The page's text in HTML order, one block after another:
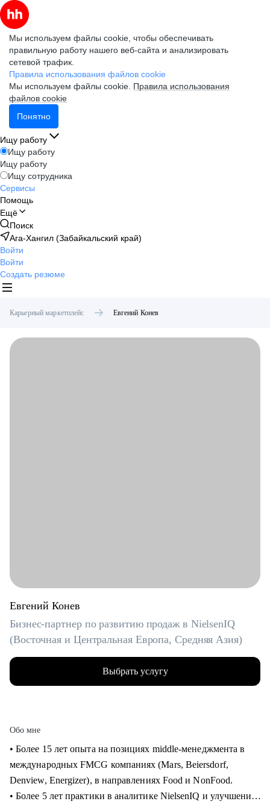
Мы используем файлы cookie, чтобы обеспечивать
правильную работу нашего веб-сайта и анализировать
сетевой трафик.
Правила использования файлов cookie
Мы используем файлы cookie. Правила использования
файлов cookie
Понятно
Ищу работу
Ищу работу
Ищу работу
Ищу сотрудника
Сервисы
Помощь
Ещё
Поиск
Ага-Хангил (Забайкальский край)
Войти
Войти
Создать резюме
Карьерный маркетплейс Евгений Конев
Евгений Конев
Бизнес-партнер по развитию продаж в NielsenIQ
(Восточная и Центральная Европа, Средняя Азия)
Выбрать услугу
Обо мне
• Более 15 лет опыта на позициях middle-менеджмента в
международных FMCG компаниях (Mars, Beiersdorf,
Denview, Energizer), в направлениях Food и NonFood.
• Более 5 лет практики в аналитике NielsenIQ и улучшения